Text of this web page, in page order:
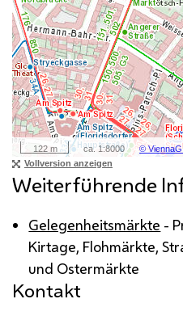
Weiterführende
Gelegenheitsmärkte -
Kirtage, Flohmärkte,
und Ostermärkte
Kontakt